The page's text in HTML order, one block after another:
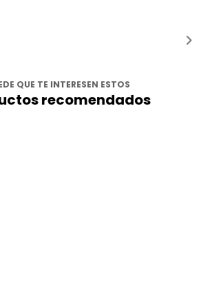
QUE TE INTERESEN ESTOS
recomendados